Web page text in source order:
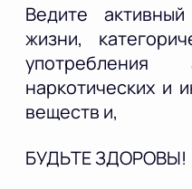
Ведите
жизни,
употребления
наркотических и
веществ и,
БУДЬТЕ ЗДОРОВЫ!